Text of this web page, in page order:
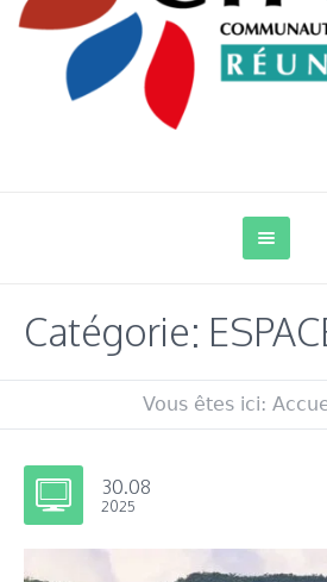
Catégorie:
Vous êtes ici:
30.08
2025